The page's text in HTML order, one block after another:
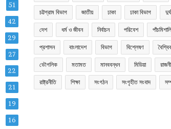
51
42
29
27
22
21
19
16
চট্টগ্রাম বিভাগ জাতীয় ঢাকা ঢাকা বিভাগ
দেশ ধর্ম ও জীবন নির্বাচন পরিবেশ পাঁচমিশালি
প্রশাসন বাংলাদেশ বিভাগ বিশ্লেষণ
ভৌগলিক মতামত মানববন্ধন মিডিয়া
রাষ্ট্রনীতি শিক্ষা সংগঠন সংগৃহীত সংবাদ